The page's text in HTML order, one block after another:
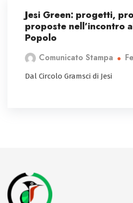
Jesi Green: progetti,
proposte nell’incontro
Popolo
Comunicato Stampa
Dal Circolo Gramsci di Jesi